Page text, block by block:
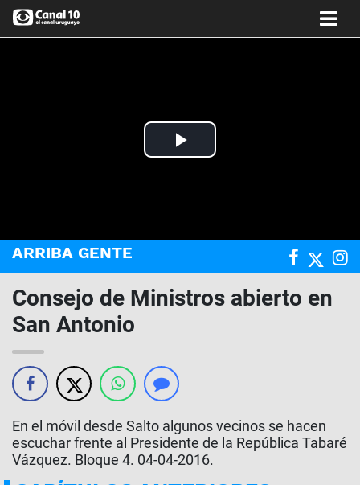
Play
ARRIBA GENTE
Consejo de Ministros abierto en
San Antonio
En el móvil desde Salto algunos vecinos se hacen
escuchar frente al Presidente de la República Tabaré
Vázquez. Bloque 4. 04-04-2016.